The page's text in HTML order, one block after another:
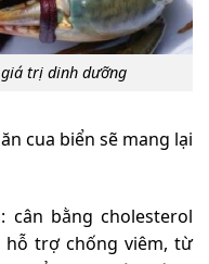
trị dinh dưỡng
cua biển sẽ mang lại
cân bằng cholesterol
trợ chống viêm, từ